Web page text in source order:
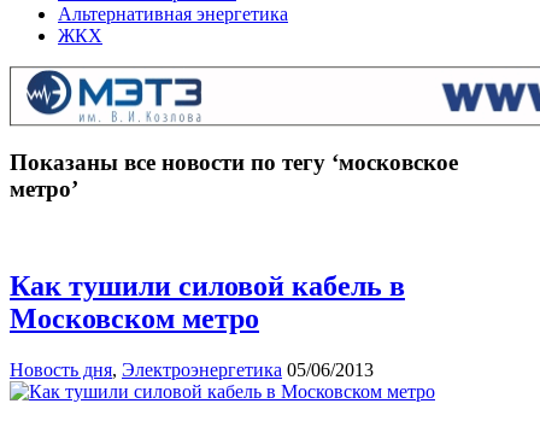
Альтернативная энергетика
ЖКХ
Показаны все новости по тегу ‘московское
метро’
Как тушили силовой кабель в
Московском метро
Новость дня, Электроэнергетика 05/06/2013